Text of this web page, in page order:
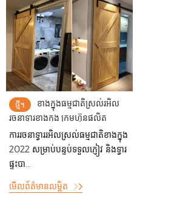
ថ្មី។
ខាងក្នុងធម្មជាតិស្រល់រអិល
រចនាទ្វារខាងក្នុង ក្រុមហ៊ុនផលិត
ទ្វារឈើ ប្រទេសចិន
ការរចនាទ្វាររអិលស្រល់ធម្មជាតិខាងក្នុង
2022 សម្រាប់បន្ទប់ទទួលភ្ញៀវ និងទ្វារ
ផ្ទះបា...
មើលព័ត៌មានលម្អិត